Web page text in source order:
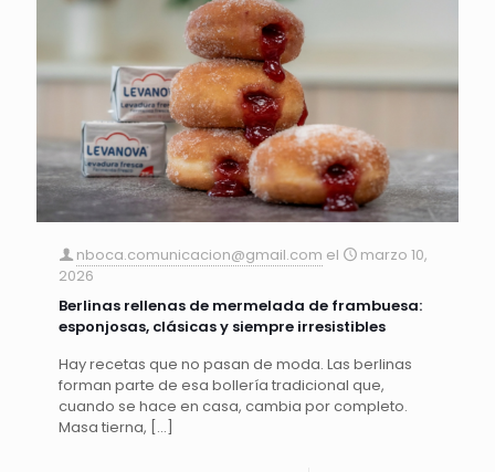
nboca.comunicacion@gmail.com el
marzo 10,
2026
Berlinas rellenas de mermelada de frambuesa:
esponjosas, clásicas y siempre irresistibles
Hay recetas que no pasan de moda. Las berlinas
forman parte de esa bollería tradicional que,
cuando se hace en casa, cambia por completo.
Masa tierna, […]